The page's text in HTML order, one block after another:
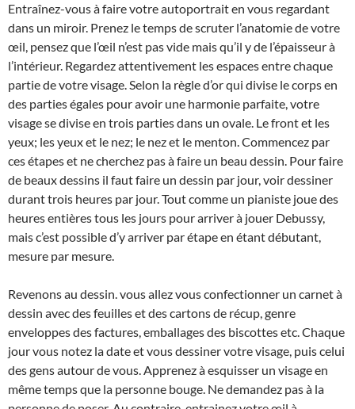
Entraînez-vous à faire votre autoportrait en vous regardant
dans un miroir. Prenez le temps de scruter l’anatomie de votre
œil, pensez que l’œil n’est pas vide mais qu’il y de l’épaisseur à
l’intérieur. Regardez attentivement les espaces entre chaque
partie de votre visage. Selon la règle d’or qui divise le corps en
des parties égales pour avoir une harmonie parfaite, votre
visage se divise en trois parties dans un ovale. Le front et les
yeux; les yeux et le nez; le nez et le menton. Commencez par
ces étapes et ne cherchez pas à faire un beau dessin. Pour faire
de beaux dessins il faut faire un dessin par jour, voir dessiner
durant trois heures par jour. Tout comme un pianiste joue des
heures entières tous les jours pour arriver à jouer Debussy,
mais c’est possible d’y arriver par étape en étant débutant,
mesure par mesure.
Revenons au dessin. vous allez vous confectionner un carnet à
dessin avec des feuilles et des cartons de récup, genre
enveloppes des factures, emballages des biscottes etc. Chaque
jour vous notez la date et vous dessiner votre visage, puis celui
des gens autour de vous. Apprenez à esquisser un visage en
même temps que la personne bouge. Ne demandez pas à la